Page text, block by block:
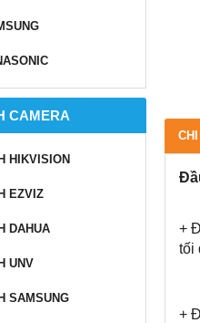
CAMERA
HIKVISION
EZVIZ
DAHUA
UNV
SAMSUNG
+
tối
+